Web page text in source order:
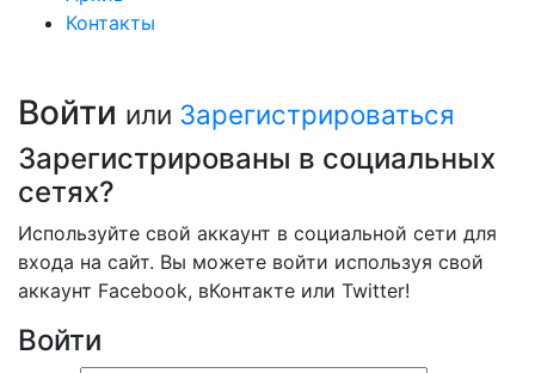
Контакты
Войти или Зарегистрироваться
Зарегистрированы в социальных
сетях?
Используйте свой аккаунт в социальной сети для
входа на сайт. Вы можете войти используя свой
аккаунт Facebook, вКонтакте или Twitter!
Войти